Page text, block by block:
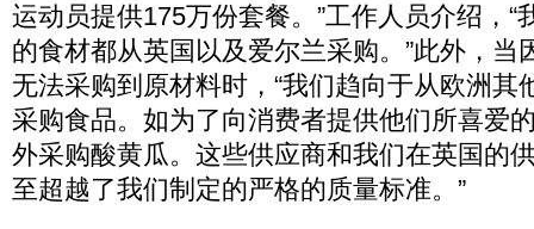
运动员提供175万份套餐。”工作人员介绍，“
的食材都从英国以及爱尔兰采购。”此外，当
无法采购到原材料时，“我们趋向于从欧洲其
采购食品。如为了向消费者提供他们所喜爱
外采购酸黄瓜。这些供应商和我们在英国的
至超越了我们制定的严格的质量标准。”